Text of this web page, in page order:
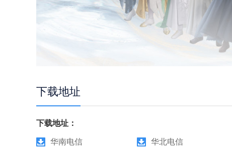
下载地址
下载地址：
华南电信 华北电信